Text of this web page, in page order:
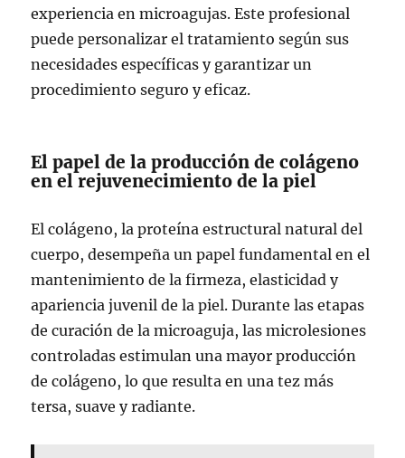
experiencia en microagujas. Este profesional
puede personalizar el tratamiento según sus
necesidades específicas y garantizar un
procedimiento seguro y eficaz.
El papel de la producción de colágeno
en el rejuvenecimiento de la piel
El colágeno, la proteína estructural natural del
cuerpo, desempeña un papel fundamental en el
mantenimiento de la firmeza, elasticidad y
apariencia juvenil de la piel. Durante las etapas
de curación de la microaguja, las microlesiones
controladas estimulan una mayor producción
de colágeno, lo que resulta en una tez más
tersa, suave y radiante.